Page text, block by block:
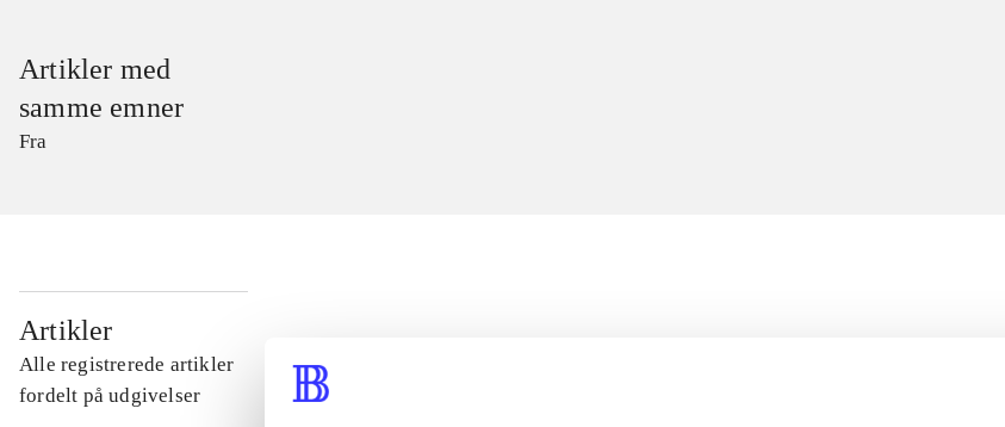
Artikler med
samme emner
Fra
Artikler
Alle registrerede artikler
fordelt på udgivelser